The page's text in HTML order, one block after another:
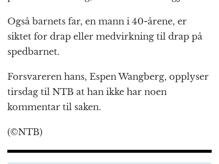
Også barnets far, en mann i 40-årene, er
siktet for drap eller medvirkning til drap på
spedbarnet.
Forsvareren hans, Espen Wangberg, opplyser
tirsdag til NTB at han ikke har noen
kommentar til saken.
(©NTB)